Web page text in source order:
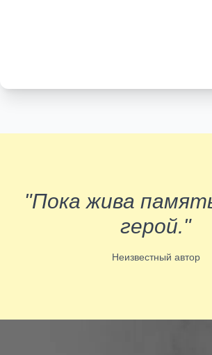
"Пока жива
герой."
Неизвестный автор